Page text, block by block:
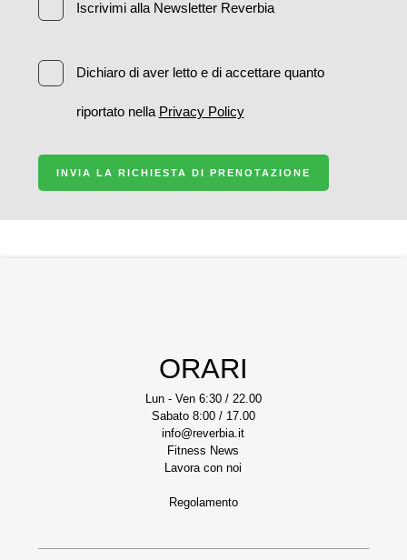
Iscrivimi alla Newsletter Reverbia
Dichiaro di aver letto e di accettare quanto
riportato nella Privacy Policy
INVIA LA RICHIESTA DI PRENOTAZIONE
ORARI
Lun - Ven 6:30 / 22.00
Sabato 8:00 / 17.00
info@reverbia.it
Fitness News
Lavora con noi
Regolamento